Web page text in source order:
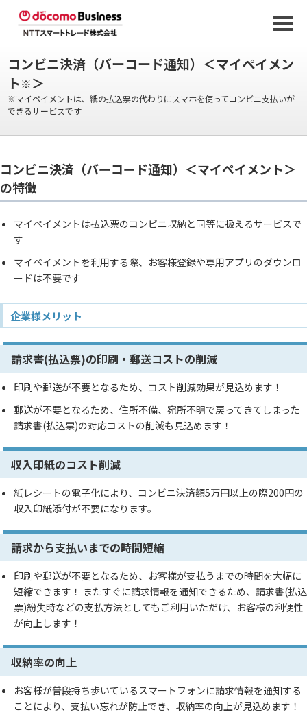
コンビニ決済（バーコード通知）＜マイペイメン
ト※＞
※マイペイメントは、紙の払込票の代わりにスマホを使ってコンビニ支払いが
できるサービスです
コンビニ決済（バーコード通知）＜マイペイメント＞
の特徴
マイペイメントは払込票のコンビニ収納と同等に扱えるサービスで
す
マイペイメントを利用する際、お客様登録や専用アプリのダウンロ
ードは不要です
企業様メリット
請求書(払込票)の印刷・郵送コストの削減
印刷や郵送が不要となるため、コスト削減効果が見込めます！
郵送が不要となるため、住所不備、宛所不明で戻ってきてしまった
請求書(払込票)の対応コストの削減も見込めます！
収入印紙のコスト削減
紙レシートの電子化により、コンビニ決済額5万円以上の際200円の
収入印紙添付が不要になります。
請求から支払いまでの時間短縮
印刷や郵送が不要となるため、お客様が支払うまでの時間を大幅に
短縮できます！ またすぐに請求情報を通知できるため、請求書(払込
票)紛失時などの支払方法としてもご利用いただけ、お客様の利便性
が向上します！
収納率の向上
お客様が普段持ち歩いているスマートフォンに請求情報を通知する
ことにより、支払い忘れが防止でき、収納率の向上が見込めます！